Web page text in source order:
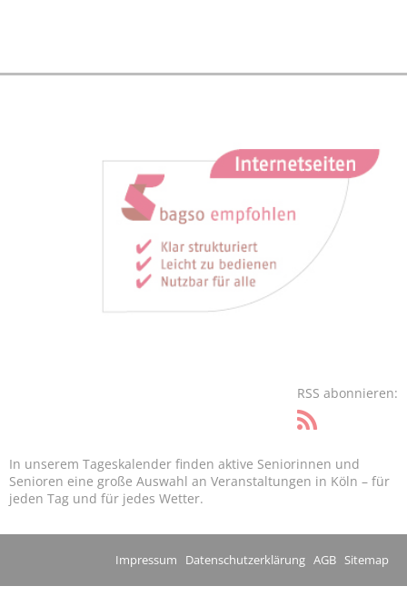
RSS abonnieren:
In unserem Tageskalender finden aktive Seniorinnen und
Senioren eine große Auswahl an Veranstaltungen in Köln – für
jeden Tag und für jedes Wetter.
Impressum Datenschutzerklärung AGB Sitemap